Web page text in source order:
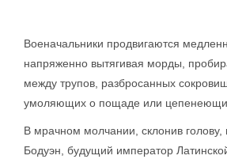
Военачальники продвигаются
напряженно вытягивая морды,
между трупов, разбросанных
умоляющих о пощаде или
В мрачном молчании, склонив голову,
Бодуэн, будущий император